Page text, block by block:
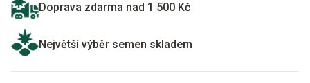
Doprava zdarma nad 1 500 Kč
Největší výběr semen skladem